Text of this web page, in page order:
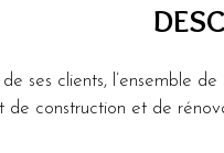
ses clients, l’ensemble
construction et de